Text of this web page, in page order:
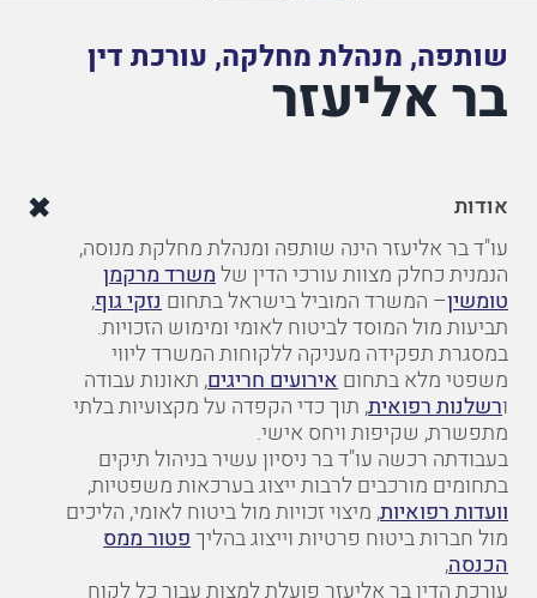
שותפה, מנהלת מחלקה, עורכת דין
בר אליעזר
אודות
עו"ד בר אליעזר הינה שותפה ומנהלת מחלקתמנוסה,
הנמנית כחלק מצוות עורכי הדין שלמשרד מרקמן
טומשין– המשרד המוביל בישראל בתחוםנזקי גוף,
תביעות מול המוסד לביטוח לאומי ומימוש הזכויות.
במסגרת תפקידה מעניקה ללקוחות המשרד ליווי
משפטי מלא בתחוםאירועים חריגים, תאונות עבודה
ורשלנות רפואית,תוך כדי הקפדה על מקצועיות בלתי
מתפשרת, שקיפות ויחס אישי.
בעבודתה רכשה עו"ד בר ניסיון עשיר בניהול תיקים
בתחומים מורכביםלרבות ייצוג בערכאות משפטיות,
וועדות רפואיות,מיצוי זכויות מול ביטוח לאומי, הליכים
מולחברות ביטוח פרטיותוייצוג בהליךפטור ממס
הכנסה,
עורכתהדין בר אליעזר פועלת למצות עבור כל לקוח